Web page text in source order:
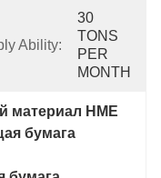
Ability:
30
TONS
PER
MONTH
материал HME
бумага